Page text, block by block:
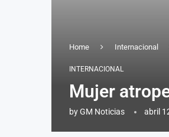
Home Internacional
INTERNACIONAL
Mujer
byGM Noticias abril